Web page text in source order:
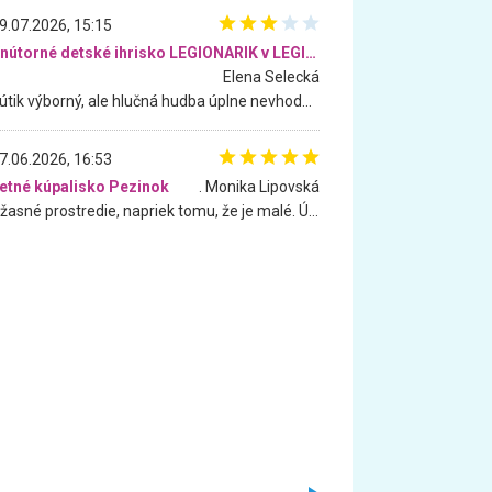
15:15
Vnútorné detské ihrisko LEGIONARIK v LEGIA Fitness
Elena Selecká
16:53
kúpalisko Pezinok
. Monika Lipovská